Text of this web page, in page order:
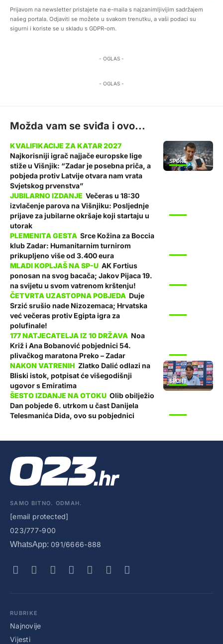
Prijavom na newsletter pristajete na e-maila s najzanimljivijim sadržajem
našeg portala. Odjaviti se možete u svakom trenutku, a vaši podaci su
sigurni i koriste se u skladu s GDPR-om.
- OGLAS -
- OGLAS -
Možda vam se sviđa i ovo...
SPORT
Najkorisniji igrač najjače europske lige
stiže u Višnjik: “Zadar je posebna priča, a
pobjeda protiv Latvije otvara nam vrata
Svjetskog prvenstva”
Večeras u 18:30
izvlačenje parova na Višnjiku: Posljednje
prijave za jubilarne okršaje koji startaju u
utorak
Srce Kožina za Boccia
klub Zadar: Humanitarnim turnirom
prikupljeno više od 3.400 eura
AK Fortius
ponosan na svog bacača; Jakov Pijaca 19.
na svijetu u svom vatrenom krštenju!
Duje
Srzić srušio nade Nizozemaca; Hrvatska
već večeras protiv Egipta igra za
polufinale!
Noa
Križ i Ana Bobanović pobjednici 54.
plivačkog maratona Preko – Zadar
SPORT
Zlatko Dalić odlazi na
Bliski istok, potpisat će višegodišnji
ugovor s Emiratima
Olib obilježio
Dan pobjede 6. utrkom u čast Danijela
Telesmanića Dida, ovo su pobjednici
SAMO BITNO. ODMAH.
[email protected]
023/777-900
WhatsApp: 091/6666-888
RUBRIKE
Najnovije
Vijesti